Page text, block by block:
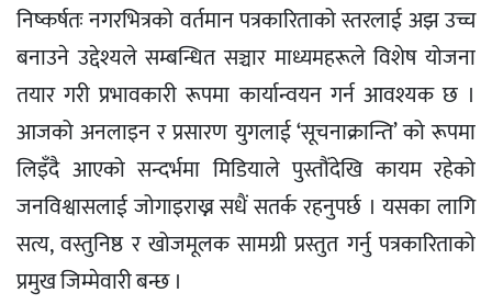
निष्कर्षतः नगरभित्रको वर्तमान पत्रकारिताको स्तरलाई अझ उच्च
बनाउने उद्देश्यले सम्बन्धित सञ्चार माध्यमहरूले विशेष योजना
तयार गरी प्रभावकारी रूपमा कार्यान्वयन गर्न आवश्यक छ ।
आजको अनलाइन र प्रसारण युगलाई ‘सूचनाक्रान्ति’ को रूपमा
लिइँदै आएको सन्दर्भमा मिडियाले पुस्तौंदेखि कायम रहेको
जनविश्वासलाई जोगाइराख्न सधैं सतर्क रहनुपर्छ । यसका लागि
सत्य, वस्तुनिष्ठ र खोजमूलक सामग्री प्रस्तुत गर्नु पत्रकारिताको
प्रमुख जिम्मेवारी बन्छ ।